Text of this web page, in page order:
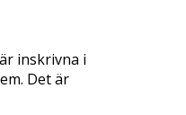
inskrivna i
Det är